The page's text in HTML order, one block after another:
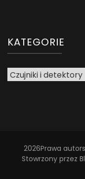
KATEGORIE
Kategorie
2026Prawa
Stowrzony przez